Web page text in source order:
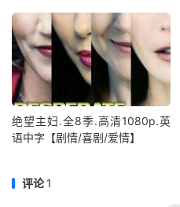
绝望主妇.全8季.高清1080p.英
语中字【剧情/喜剧/爱情】
评论1